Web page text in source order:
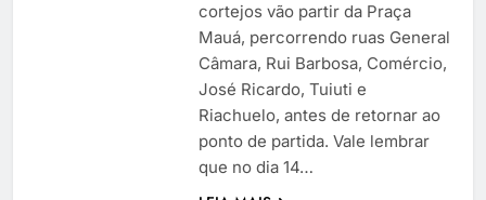
cortejos vão partir da Praça
Mauá, percorrendo ruas General
Câmara, Rui Barbosa, Comércio,
José Ricardo, Tuiuti e
Riachuelo, antes de retornar ao
ponto de partida. Vale lembrar
que no dia 14…